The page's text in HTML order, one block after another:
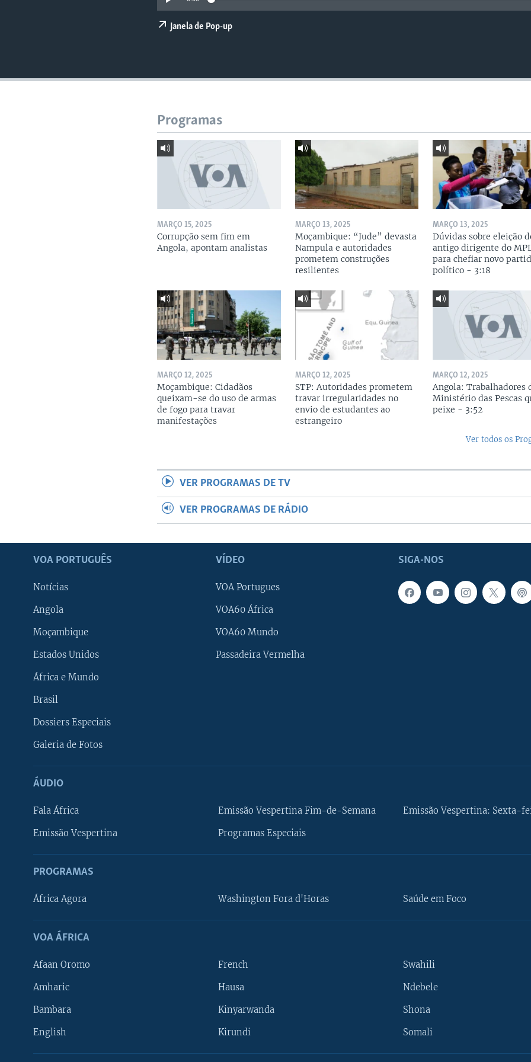
Janela de Pop-up
Programas
MARÇO 15, 2025
Corrupção sem fim em
Angola, apontam analistas
MARÇO 13, 2025
Moçambique: “Jude” devasta
Nampula e autoridades
prometem construções
resilientes
MARÇO 13, 2025
Dúvidas sobre eleição
antigo dirigente do
para chefiar novo
político - 3:18
MARÇO 12, 2025
Moçambique: Cidadãos
queixam-se do uso de armas
de fogo para travar
manifestações
MARÇO 12, 2025
STP: Autoridades prometem
travar irregularidades no
envio de estudantes ao
estrangeiro
MARÇO 12, 2025
Angola: Trabalhadores
Ministério das Pescas
peixe - 3:52
Ver todos os
VER PROGRAMAS DE TV
VER PROGRAMAS DE RÁDIO
SIGA-NOS
VOA PORTUGUÊS
Notícias
Angola
Moçambique
Estados Unidos
África e Mundo
Brasil
Dossiers Especiais
Galeria de Fotos
VÍDEO
VOA Portugues
VOA60 África
VOA60 Mundo
Passadeira Vermelha
ÁUDIO
Fala África
Emissão Vespertina
Emissão Vespertina Fim-de-Semana
Programas Especiais
Emissão Vespertina: Sexta-
PROGRAMAS
África Agora Washington Fora d'Horas Saúde em Foco
VOA ÁFRICA
Afaan Oromo
Amharic
Bambara
English
French
Hausa
Kinyarwanda
Kirundi
Swahili
Ndebele
Shona
Somali